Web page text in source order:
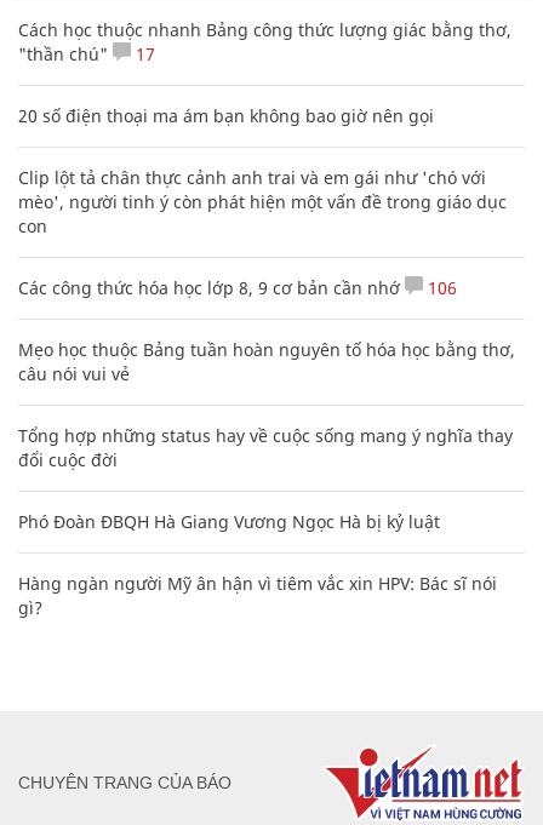
Cách học thuộc nhanh Bảng công thức lượng giác bằng thơ,
"thần chú"
17
20 số điện thoại ma ám bạn không bao giờ nên gọi
Clip lột tả chân thực cảnh anh trai và em gái như 'chó với
mèo', người tinh ý còn phát hiện một vấn đề trong giáo dục
con
Các công thức hóa học lớp 8, 9 cơ bản cần nhớ 106
Mẹo học thuộc Bảng tuần hoàn nguyên tố hóa học bằng thơ,
câu nói vui vẻ
Tổng hợp những status hay về cuộc sống mang ý nghĩa thay
đổi cuộc đời
Phó Đoàn ĐBQH Hà Giang Vương Ngọc Hà bị kỷ luật
Hàng ngàn người Mỹ ân hận vì tiêm vắc xin HPV: Bác sĩ nói
gì?
CHUYÊN TRANG CỦA BÁO